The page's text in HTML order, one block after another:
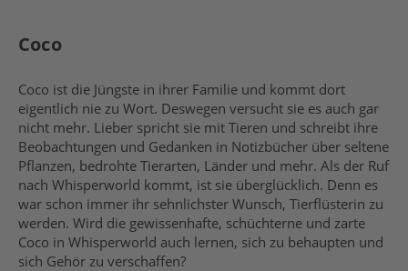
Coco
Coco ist die Jüngste in ihrer Familie und kommt dort
eigentlich nie zu Wort. Deswegen versucht sie es auch gar
nicht mehr. Lieber spricht sie mit Tieren und schreibt ihre
Beobachtungen und Gedanken in Notizbücher über seltene
Pflanzen, bedrohte Tierarten, Länder und mehr. Als der Ruf
nach Whisperworld kommt, ist sie überglücklich. Denn es
war schon immer ihr sehnlichster Wunsch, Tierflüsterin zu
werden. Wird die gewissenhafte, schüchterne und zarte
Coco in Whisperworld auch lernen, sich zu behaupten und
sich Gehör zu verschaffen?